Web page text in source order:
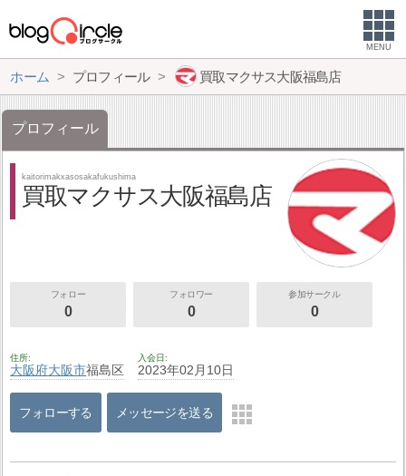
MENU
ホーム プロフィール 買取マクサス大阪福島店
プロフィール
kaitorimakxasosakafukushima
買取マクサス大阪福島店
フォロー
0
フォロワー
0
参加サークル
0
住所
大阪府大阪市福島区
入会日
2023年02月10日
フォローする メッセージを送る